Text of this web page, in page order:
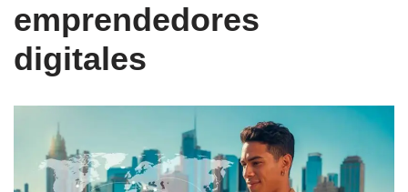
emprendedores
digitales